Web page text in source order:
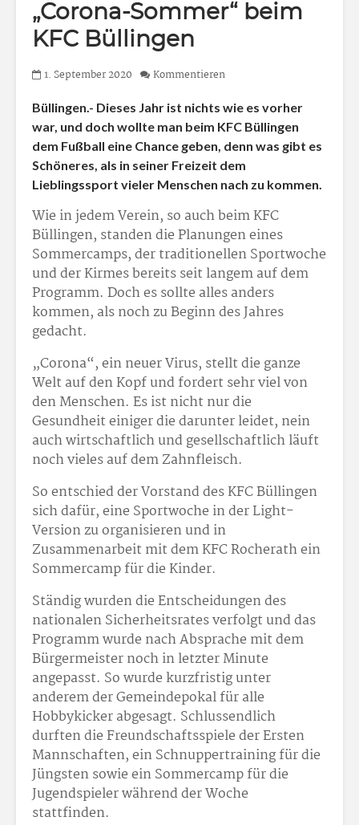
„Corona-Sommer“ beim
KFC Büllingen
1. September 2020 Kommentieren
Büllingen.- Dieses Jahr ist nichts wie es vorher
war, und doch wollte man beim KFC Büllingen
dem Fußball eine Chance geben, denn was gibt es
Schöneres, als in seiner Freizeit dem
Lieblingssport vieler Menschen nach zu kommen.
Wie in jedem Verein, so auch beim KFC
Büllingen, standen die Planungen eines
Sommercamps, der traditionellen Sportwoche
und der Kirmes bereits seit langem auf dem
Programm. Doch es sollte alles anders
kommen, als noch zu Beginn des Jahres
gedacht.
„Corona“, ein neuer Virus, stellt die ganze
Welt auf den Kopf und fordert sehr viel von
den Menschen. Es ist nicht nur die
Gesundheit einiger die darunter leidet, nein
auch wirtschaftlich und gesellschaftlich läuft
noch vieles auf dem Zahnfleisch.
So entschied der Vorstand des KFC Büllingen
sich dafür, eine Sportwoche in der Light-
Version zu organisieren und in
Zusammenarbeit mit dem KFC Rocherath ein
Sommercamp für die Kinder.
Ständig wurden die Entscheidungen des
nationalen Sicherheitsrates verfolgt und das
Programm wurde nach Absprache mit dem
Bürgermeister noch in letzter Minute
angepasst. So wurde kurzfristig unter
anderem der Gemeindepokal für alle
Hobbykicker abgesagt. Schlussendlich
durften die Freundschaftsspiele der Ersten
Mannschaften, ein Schnuppertraining für die
Jüngsten sowie ein Sommercamp für die
Jugendspieler während der Woche
stattfinden.